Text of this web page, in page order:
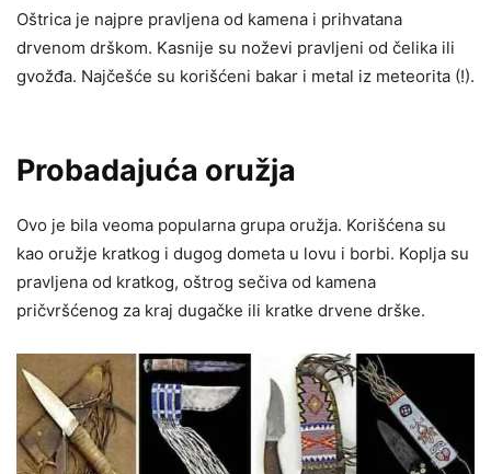
Oštrica je najpre pravljena od kamena i prihvatana
drvenom drškom. Kasnije su noževi pravljeni od čelika ili
gvožđa. Najčešće su korišćeni bakar i metal iz meteorita (!).
Probadajuća oružja
Ovo je bila veoma popularna grupa oružja. Korišćena su
kao oružje kratkog i dugog dometa u lovu i borbi. Koplja su
pravljena od kratkog, oštrog sečiva od kamena
pričvršćenog za kraj dugačke ili kratke drvene drške.